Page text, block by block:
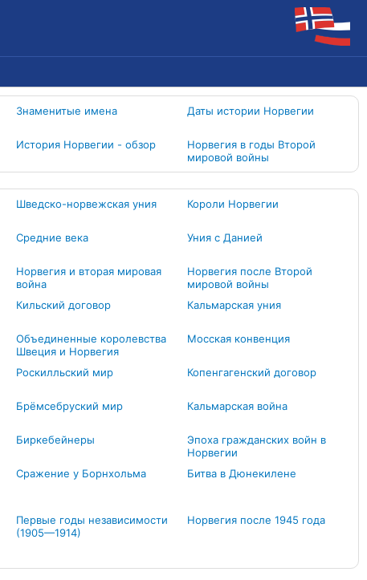
Знаменитые имена Даты истории Норвегии
История Норвегии - обзор
Норвегия в годы Второй
мировой войны
Шведско-норвежская уния Короли Норвегии
Средние века Уния с Данией
Норвегия и вторая мировая
война
Норвегия после Второй
мировой войны
Кильский договор Кальмарская уния
Объединенные королевства
Швеция и Норвегия
Мосская конвенция
Роскилльский мир Копенгагенский договор
Брёмсебруский мир Кальмарская война
Биркебейнеры
Эпоха гражданских войн в
Норвегии
Сражение у Борнхольма Битва в Дюнекилене
Первые годы независимости
(1905—1914)
Норвегия после 1945 года